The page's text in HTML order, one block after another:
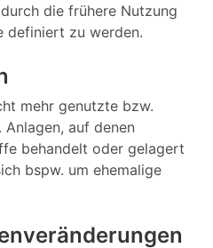
die frühere Nutzung
definiert zu werden.
mehr genutzte bzw.
auf denen
behandelt oder gelagert
bspw. um ehemalige